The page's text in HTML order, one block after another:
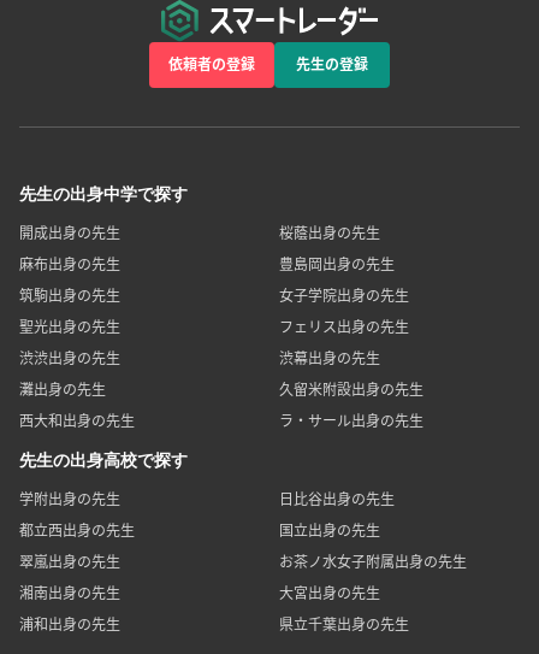
依頼者の登録 先生の登録
先生の出身中学で探す
開成出身の先生
桜蔭出身の先生
麻布出身の先生
豊島岡出身の先生
筑駒出身の先生
女子学院出身の先生
聖光出身の先生
フェリス出身の先生
渋渋出身の先生
渋幕出身の先生
灘出身の先生
久留米附設出身の先生
西大和出身の先生
ラ・サール出身の先生
先生の出身高校で探す
学附出身の先生
日比谷出身の先生
都立西出身の先生
国立出身の先生
翠嵐出身の先生
お茶ノ水女子附属出身の先生
湘南出身の先生
大宮出身の先生
浦和出身の先生
県立千葉出身の先生